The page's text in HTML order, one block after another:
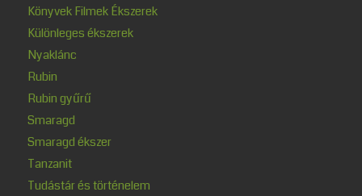
Könyvek Filmek Ékszerek
Különleges ékszerek
Nyaklánc
Rubin
Rubin gyűrű
Smaragd
Smaragd ékszer
Tanzanit
Tudástár és történelem